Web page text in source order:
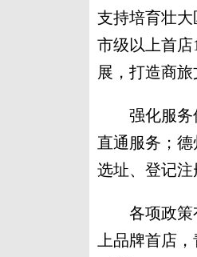
支持培育壮
市级以上首
展，打造商旅
强化服务保
直通服务；
选址、登记注
各项政策有
上品牌首店